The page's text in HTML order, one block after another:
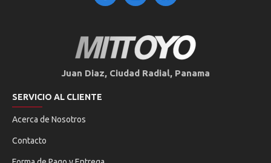
Juan Diaz, Ciudad Radial, Panama
SERVICIO AL CLIENTE
Acerca de Nosotros
Contacto